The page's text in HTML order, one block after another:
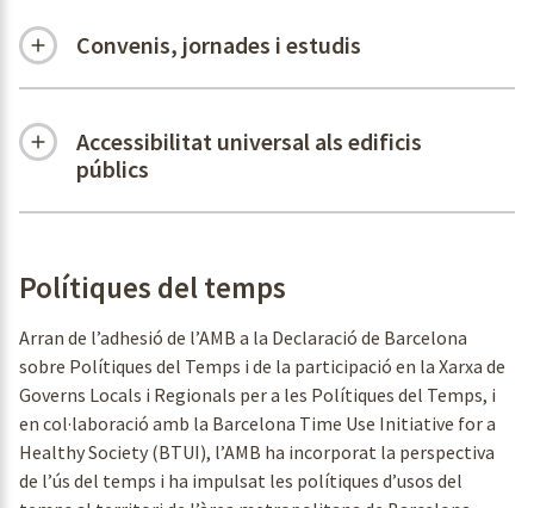
Convenis, jornades i estudis
Accessibilitat universal als edificis
públics
Polítiques del temps
Arran de l’adhesió de l’AMB a la Declaració de Barcelona
sobre Polítiques del Temps i de la participació en la Xarxa de
Governs Locals i Regionals per a les Polítiques del Temps, i
en col·laboració amb la Barcelona Time Use Initiative for a
Healthy Society (BTUI), l’AMB ha incorporat la perspectiva
de l’ús del temps i ha impulsat les polítiques d’usos del